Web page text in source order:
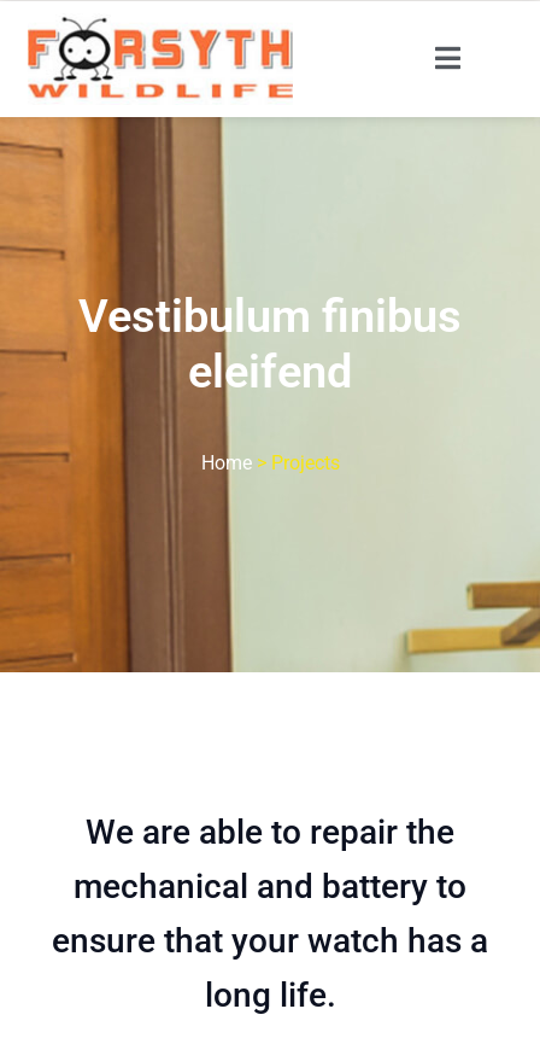
Vestibulum finibus
eleifend
Home > Projects
We are able to repair the
mechanical and battery to
ensure that your watch has a
long life.